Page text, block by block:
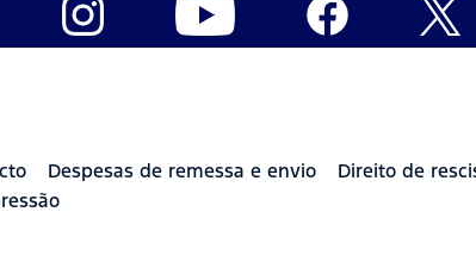
Despesas de remessa e envio Direito de